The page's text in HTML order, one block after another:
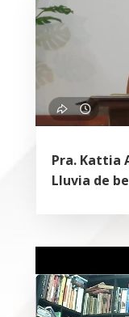
Pra. Kattia
Lluvia de